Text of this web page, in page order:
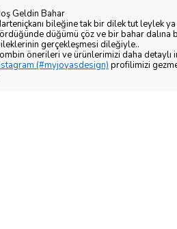
Geldin Bahar
bileğine tak bir dilek tut leylek ya
düğümü çöz ve bir bahar dalına
gerçekleşmesi dileğiyle..
önerileri ve ürünlerimizi daha detaylı
(#myjoyasdesign) profilimizi